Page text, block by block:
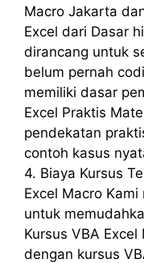
Macro Jakarta
Excel dari Dasar
dirancang untuk
belum pernah
memiliki dasar
Excel Praktis
pendekatan
contoh kasus
4. Biaya Kursus
Excel Macro
untuk
Kursus VBA
dengan kursus